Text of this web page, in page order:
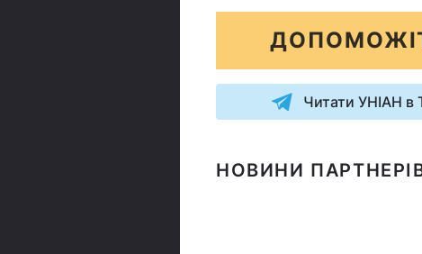
Читати УНІАН в
НОВИНИ